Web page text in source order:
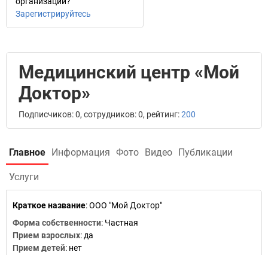
Зарегистрируйтесь
Медицинский центр «Мой
Доктор»
Подписчиков: 0, сотрудников: 0, рейтинг:200
Главное Информация Фото Видео Публикации
Услуги
Краткое название:ООО "Мой Доктор"
Форма собственности: Частная
Прием взрослых: да
Прием детей: нет